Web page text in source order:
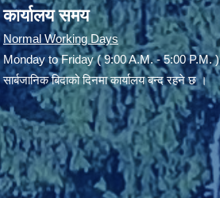
कार्यालय समय
Normal Working Days
Monday to Friday ( 9:00 A.M. - 5:00 P.M. )
सार्बजानिक बिदाको दिनमा कार्यालय बन्द रहने छ ।